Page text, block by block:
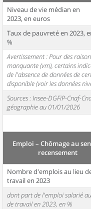
Niveau de vie médian en
2023, en euros
Taux de pauvreté en 2023,
%
Avertissement : Pour des
manquante (vm), certains
de l'absence de données de
disponible (voir les données
Sources : Insee-DGFiP-Cnaf-
géographie au 01/01/2026
Emploi – Chômage au
recensement
Nombre d'emplois au lieu
travail en 2023
dont part de l'emploi salarié
de travail en 2023, en %